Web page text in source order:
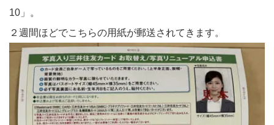
10」。
２週間ほどでこちらの用紙が郵送されてきます。